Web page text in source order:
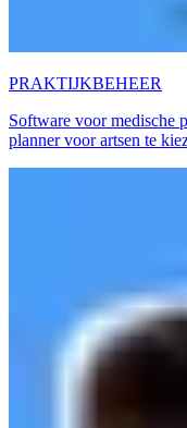
PRAKTIJKBEHEER
Software voor medische
planner voor artsen te